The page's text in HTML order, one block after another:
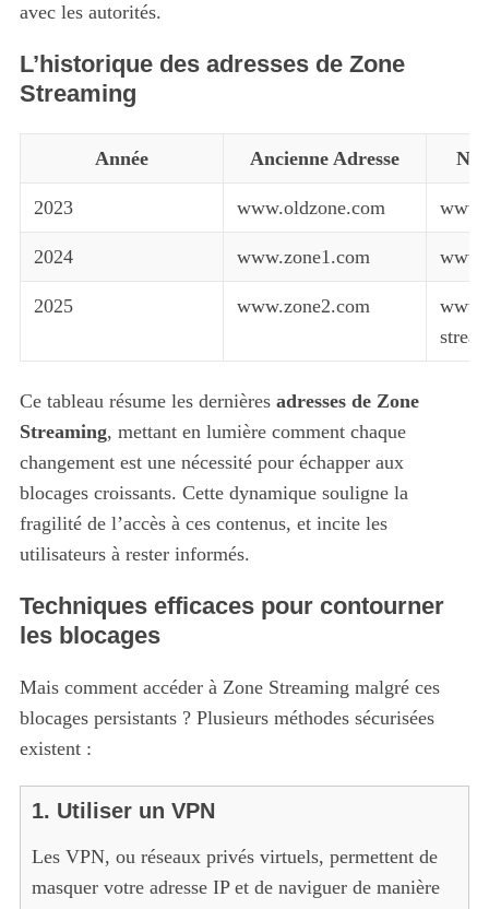
avec les autorités.
L’historique des adresses de Zone
Streaming
Année Ancienne Adresse
2023 www.oldzone.com
2024 www.zone1.com
2025 www.zone2.com
Ce tableau résume les dernières adresses de Zone
Streaming, mettant en lumière comment chaque
changement est une nécessité pour échapper aux
blocages croissants. Cette dynamique souligne la
fragilité de l’accès à ces contenus, et incite les
utilisateurs à rester informés.
Techniques efficaces pour contourner
les blocages
Mais comment accéder à Zone Streaming malgré ces
blocages persistants ? Plusieurs méthodes sécurisées
existent :
1. Utiliser un VPN
Les VPN, ou réseaux privés virtuels, permettent de
masquer votre adresse IP et de naviguer de manière